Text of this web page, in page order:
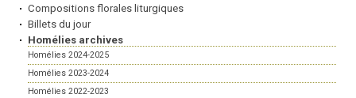
Compositions florales liturgiques
Billets du jour
Homélies archives
Homélies 2024-2025
Homélies 2023-2024
Homélies 2022-2023